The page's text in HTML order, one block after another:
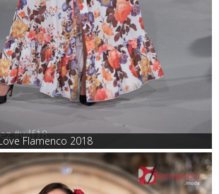
Flamenco 2018